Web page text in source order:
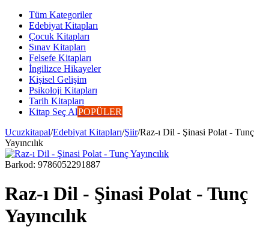
Tüm Kategoriler
Edebiyat Kitapları
Çocuk Kitapları
Sınav Kitapları
Felsefe Kitapları
İngilizce Hikayeler
Kişisel Gelişim
Psikoloji Kitapları
Tarih Kitapları
Kitap Seç AlPOPÜLER
Ucuzkitapal/Edebiyat Kitapları/Şiir/Raz-ı Dil - Şinasi Polat - Tunç
Yayıncılık
Barkod: 9786052291887
Raz-ı Dil - Şinasi Polat - Tunç
Yayıncılık